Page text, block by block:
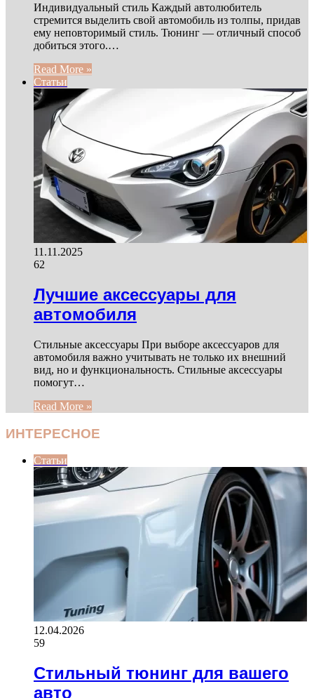
Индивидуальный стиль Каждый автолюбитель
стремится выделить свой автомобиль из толпы, придав
ему неповторимый стиль. Тюнинг — отличный способ
добиться этого.…
Read More »
Статьи
11.11.2025
62
Лучшие аксессуары для
автомобиля
Стильные аксессуары При выборе аксессуаров для
автомобиля важно учитывать не только их внешний
вид, но и функциональность. Стильные аксессуары
помогут…
Read More »
ИНТЕРЕСНОЕ
Статьи
12.04.2026
59
Стильный тюнинг для вашего
авто